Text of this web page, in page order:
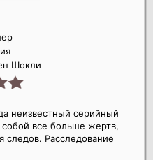
Шокли
неизвестный серийный
собой все больше жертв,
следов. Расследование